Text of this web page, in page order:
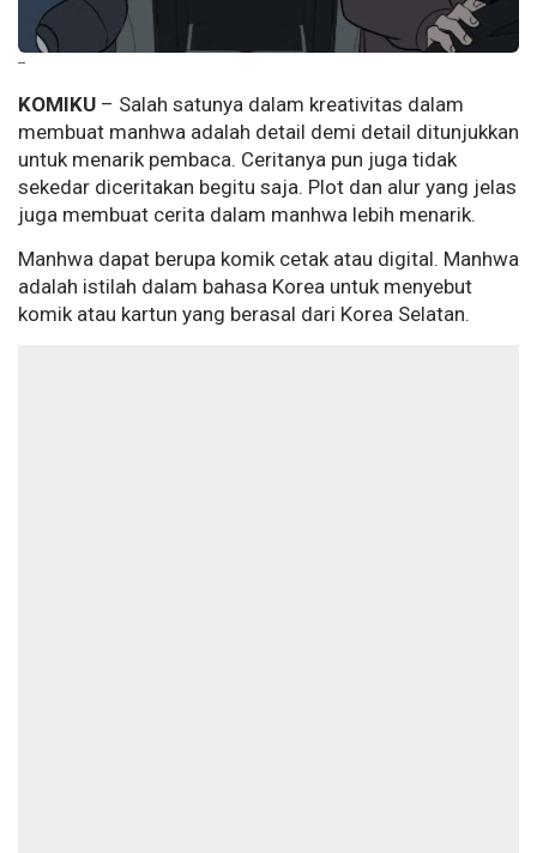
--
KOMIKU – Salah satunya dalam kreativitas dalam
membuat manhwa adalah detail demi detail ditunjukkan
untuk menarik pembaca. Ceritanya pun juga tidak
sekedar diceritakan begitu saja. Plot dan alur yang jelas
juga membuat cerita dalam manhwa lebih menarik.
Manhwa dapat berupa komik cetak atau digital. Manhwa
adalah istilah dalam bahasa Korea untuk menyebut
komik atau kartun yang berasal dari Korea Selatan.